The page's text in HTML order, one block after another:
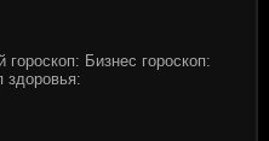
Бизнес гороскоп:
здоровья: